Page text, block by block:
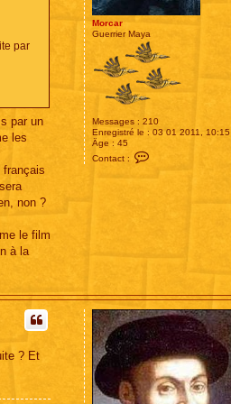
Morcar
Guerrier Maya
Messages : 210
Enregistré le : 03 01 2011, 10:15
Âge : 45
Contact :
a
par
par un
les
non ?
le film
à la
? Et